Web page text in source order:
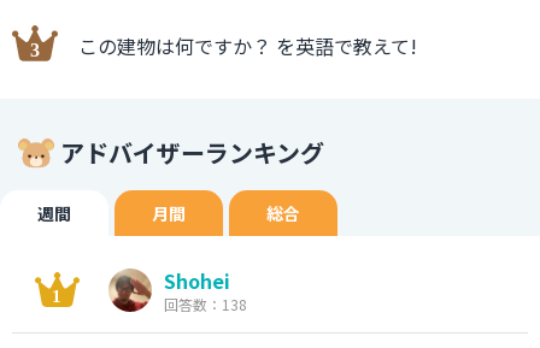
この建物は何ですか？ を英語で教えて!
アドバイザーランキング
週間 月間 総合
Shohei
回答数：138